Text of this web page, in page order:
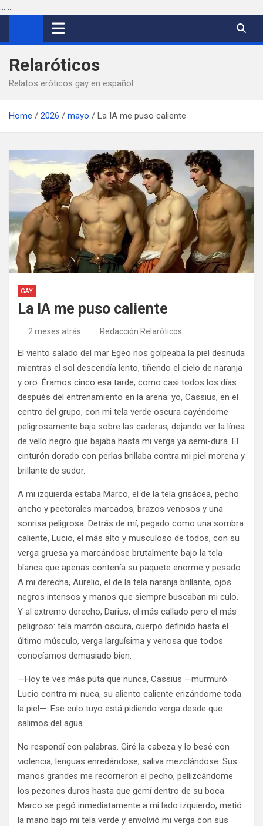
... ...
Relaróticos
Relatos eróticos gay en español
Home 2026 mayo La IA me puso caliente
GAY
La IA me puso caliente
2 meses atrás Redacción Relaróticos
El viento salado del mar Egeo nos golpeaba la piel desnuda
mientras el sol descendía lento, tiñendo el cielo de naranja
y oro. Éramos cinco esa tarde, como casi todos los días
después del entrenamiento en la arena: yo, Cassius, en el
centro del grupo, con mi tela verde oscura cayéndome
peligrosamente baja sobre las caderas, dejando ver la línea
de vello negro que bajaba hasta mi verga ya semi-dura. El
cinturón dorado con perlas brillaba contra mi piel morena y
brillante de sudor.
A mi izquierda estaba Marco, el de la tela grisácea, pecho
ancho y pectorales marcados, brazos venosos y una
sonrisa peligrosa. Detrás de mí, pegado como una sombra
caliente, Lucio, el más alto y musculoso de todos, con su
verga gruesa ya marcándose brutalmente bajo la tela
blanca que apenas contenía su paquete enorme y pesado.
A mi derecha, Aurelio, el de la tela naranja brillante, ojos
negros intensos y manos que siempre buscaban mi culo.
Y al extremo derecho, Darius, el más callado pero el más
peligroso: tela marrón oscura, cuerpo definido hasta el
último músculo, verga larguísima y venosa que todos
conocíamos demasiado bien.
—Hoy te ves más puta que nunca, Cassius —murmuró
Lucio contra mi nuca, su aliento caliente erizándome toda
la piel—. Ese culo tuyo está pidiendo verga desde que
salimos del agua.
No respondí con palabras. Giré la cabeza y lo besé con
violencia, lenguas enredándose, saliva mezclándose. Sus
manos grandes me recorrieron el pecho, pellizcándome
los pezones duros hasta que gemí dentro de su boca.
Marco se pegó inmediatamente a mi lado izquierdo, metió
la mano bajo mi tela verde y envolvió mi verga con sus